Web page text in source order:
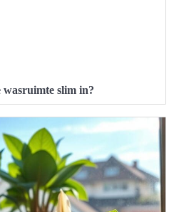
wasruimte slim in?